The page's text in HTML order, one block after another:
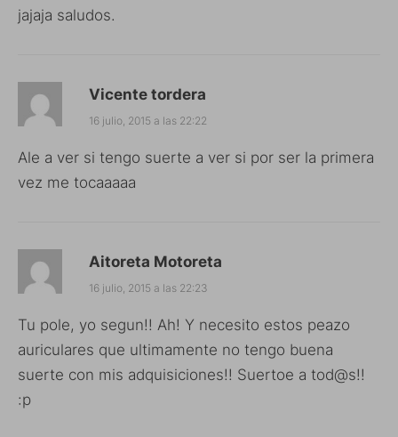
jajaja saludos.
Vicente tordera
16 julio, 2015 a las 22:22
Ale a ver si tengo suerte a ver si por ser la primera
vez me tocaaaaa
Aitoreta Motoreta
16 julio, 2015 a las 22:23
Tu pole, yo segun!! Ah! Y necesito estos peazo
auriculares que ultimamente no tengo buena
suerte con mis adquisiciones!! Suertoe a tod@s!!
:p